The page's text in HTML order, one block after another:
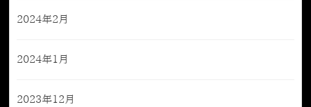
2024年2月
2024年1月
2023年12月